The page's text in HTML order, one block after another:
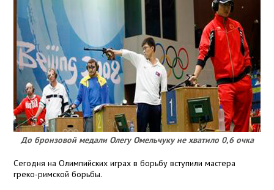
До бронзовой медали Олегу Омельчуку не хватило 0,6 очка
Сегодня на Олимпийских играх в борьбу вступили мастера
греко-римской борьбы.